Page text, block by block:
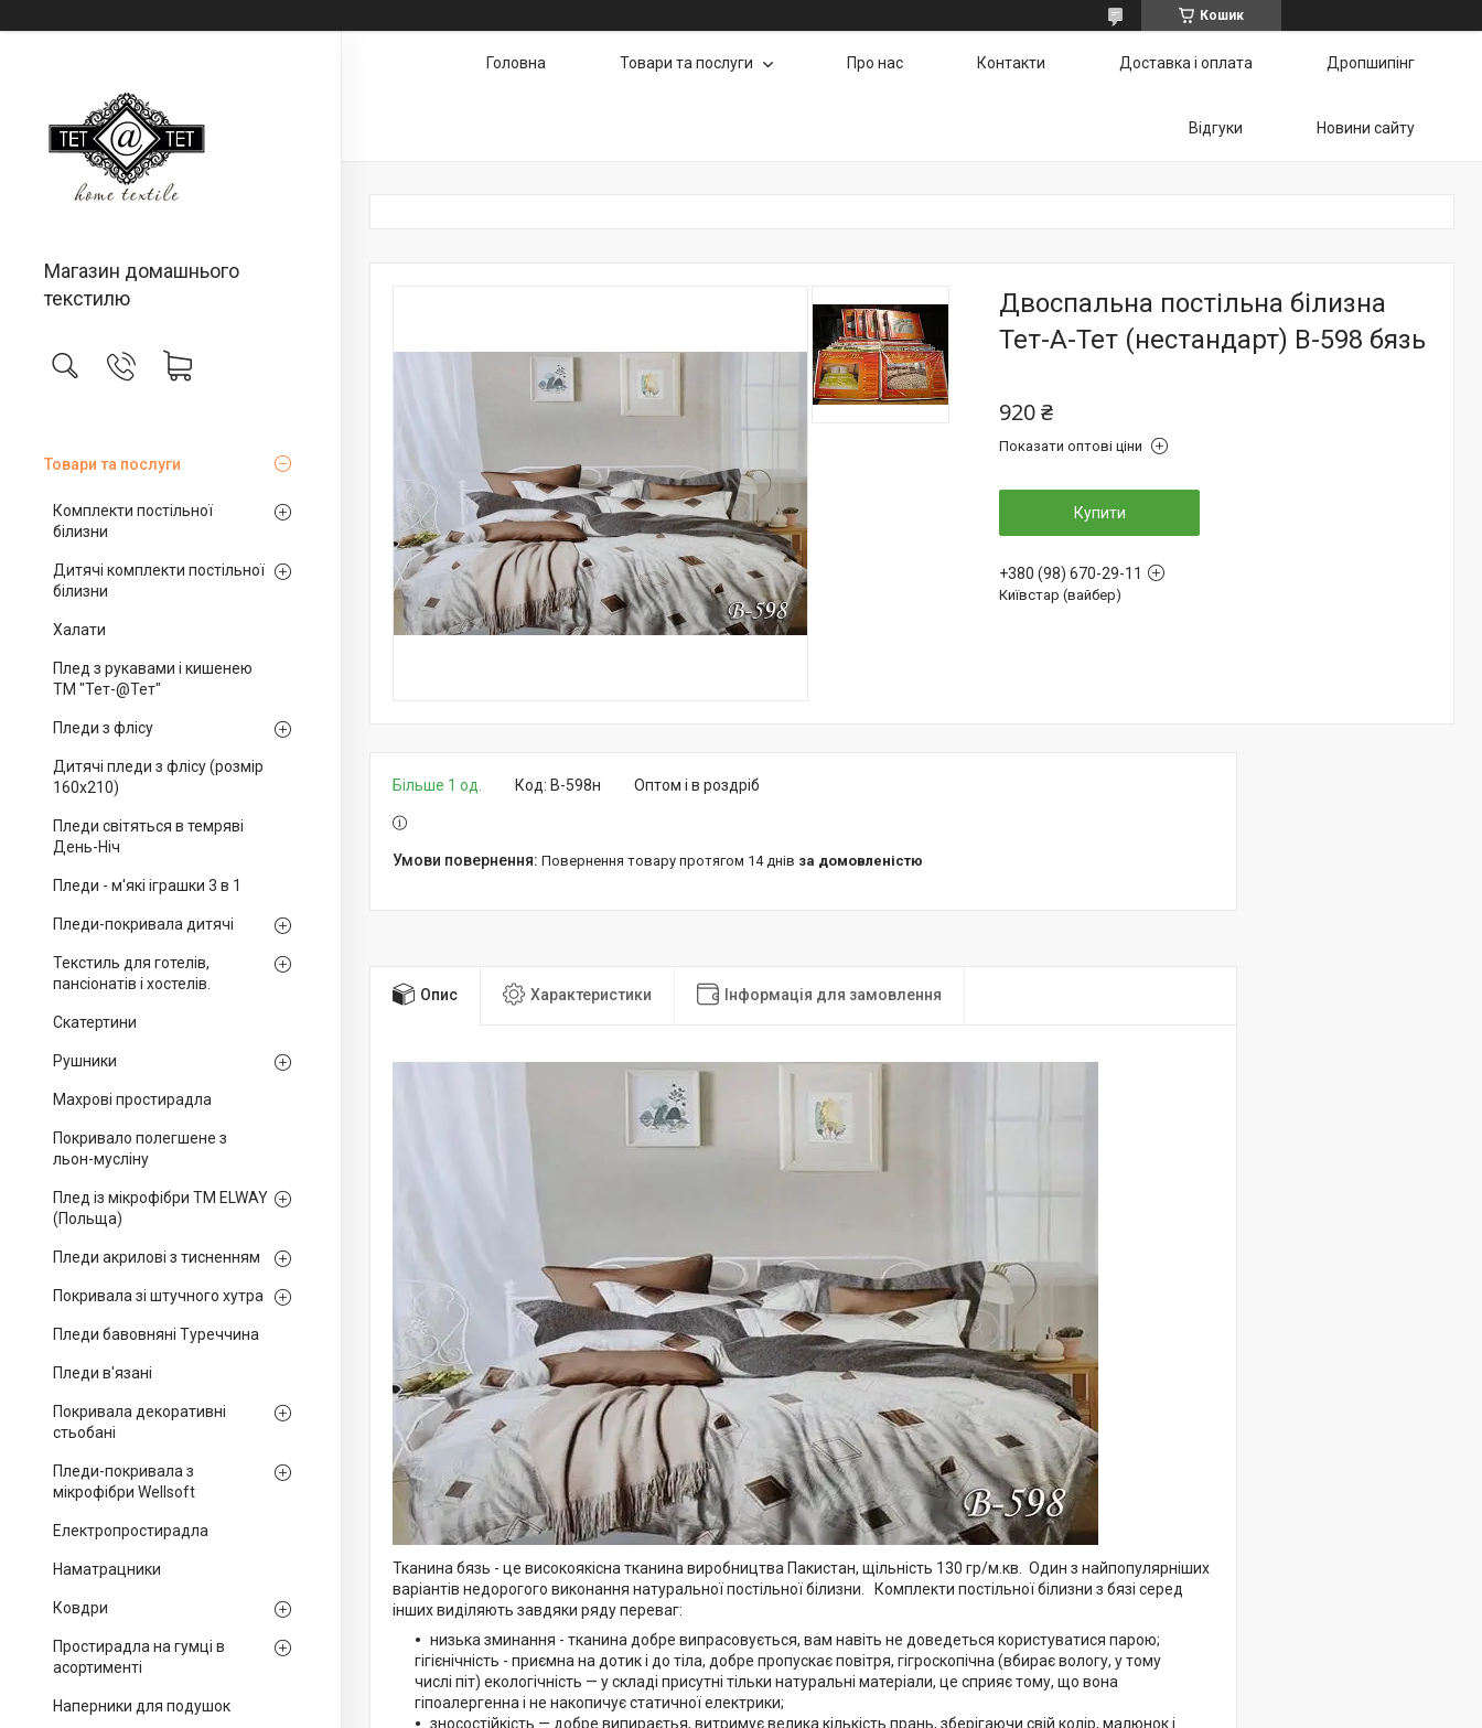
Кошик
Магазин домашнього
текстилю
Товари та послуги
Комплекти постільної
білизни
Дитячі комплекти постільної
білизни
Халати
Плед з рукавами і кишенею
ТМ "Тет-@Тет"
Пледи з флісу
Дитячі пледи з флісу (розмір
160х210)
Пледи світяться в темряві
День-Ніч
Пледи - м'які іграшки 3 в 1
Пледи-покривала дитячі
Текстиль для готелів,
пансіонатів і хостелів.
Скатертини
Рушники
Махрові простирадла
Покривало полегшене з
льон-мусліну
Плед із мікрофібри ТМ ELWAY
(Польща)
Пледи акрилові з тисненням
Покривала зі штучного хутра
Пледи бавовняні Туреччина
Пледи в'язані
Покривала декоративні
стьобані
Пледи-покривала з
мікрофібри Wellsoft
Електропростирадла
Наматрацники
Ковдри
Простирадла на гумці в
асортименті
Наперники для подушок
Головна Товари та послуги Про нас Контакти Доставка і оплата Дропшипінг
Відгуки Новини сайту
Двоспальна постільна білизна
Тет-А-Тет (нестандарт) В-598 бязь
920 ₴
Показати оптові ціни
Купити
+380 (98) 670-29-11
Київстар (вайбер)
Більше 1 од. Оптом і в роздріб
Код: В-598н
повернення товару протягом 14 днів за домовленістю
Опис Характеристики Інформація для замовлення
Тканина бязь - це високоякісна тканина виробництва Пакистан, щільність 130 гр/м.кв. Один з найпопулярніших
варіантів недорогого виконання натуральної постільної білизни. Комплекти постільної білизни з бязі серед
інших виділяють завдяки ряду переваг:
низька зминання - тканина добре випрасовується, вам навіть не доведеться користуватися парою;
гігієнічність - приємна на дотик і до тіла, добре пропускає повітря, гігроскопічна (вбирає вологу, у тому
числі піт) екологічність — у складі присутні тільки натуральні матеріали, це сприяє тому, що вона
гіпоалергенна і не накопичує статичної електрики;
зносостійкість — добре випираєтья, витримує велика кількість прань, зберігаючи свій колір, малюнок і